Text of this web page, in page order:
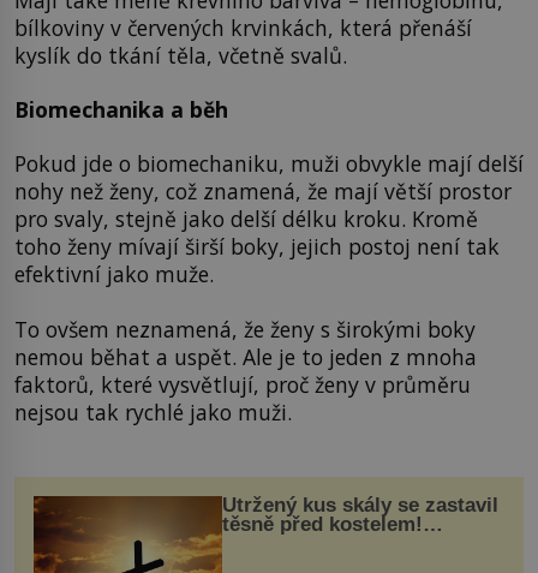
bílkoviny v červených krvinkách, která přenáší
kyslík do tkání těla, včetně svalů.
Biomechanika a běh
Pokud jde o biomechaniku, muži obvykle mají delší
nohy než ženy, což znamená, že mají větší prostor
pro svaly, stejně jako delší délku kroku. Kromě
toho ženy mívají širší boky, jejich postoj není tak
efektivní jako muže.
To ovšem neznamená, že ženy s širokými boky
nemou běhat a uspět. Ale je to jeden z mnoha
faktorů, které vysvětlují, proč ženy v průměru
nejsou tak rychlé jako muži.
Utržený kus skály se zastavil
těsně před kostelem!
Ochránila ho boží síla?